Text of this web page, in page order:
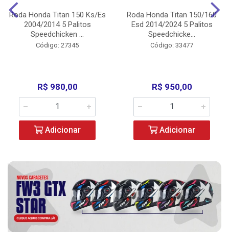
Roda Honda Titan 150 Ks/Es
2004/2014 5 Palitos
Speedchicken ...
Código: 27345
R$ 980,00
Adicionar
Roda Honda Titan 150/160
Esd 2014/2024 5 Palitos
Speedchicke...
Código: 33477
R$ 950,00
Adicionar